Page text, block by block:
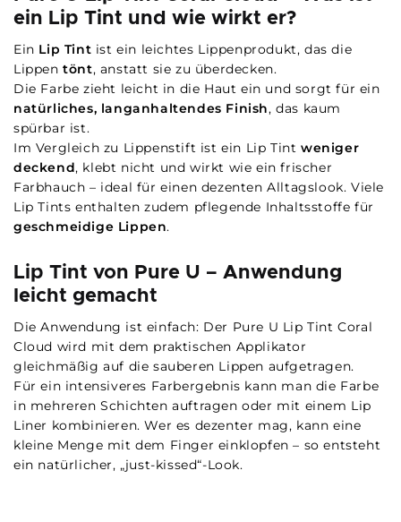
ein Lip Tint und wie wirkt er?
Ein Lip Tint ist ein leichtes Lippenprodukt, das die
Lippentönt, anstatt sie zu überdecken.
Die Farbe zieht leicht in die Haut ein und sorgt für ein
natürliches, langanhaltendes Finish, das kaum
spürbar ist.
Im Vergleich zu Lippenstift ist ein Lip Tint weniger
deckend, klebt nicht und wirkt wie ein frischer
Farbhauch – ideal für einen dezenten Alltagslook. Viele
Lip Tints enthalten zudem pflegende Inhaltsstoffe für
geschmeidige Lippen.
Lip Tint von Pure U – Anwendung
leicht gemacht
Die Anwendung ist einfach: Der Pure U Lip Tint Coral
Cloud wird mit dem praktischen Applikator
gleichmäßig auf die sauberen Lippen aufgetragen.
Für ein intensiveres Farbergebnis kann man die Farbe
in mehreren Schichten auftragen oder mit einem Lip
Liner kombinieren. Wer es dezenter mag, kann eine
kleine Menge mit dem Finger einklopfen – so entsteht
ein natürlicher, „just-kissed“-Look.